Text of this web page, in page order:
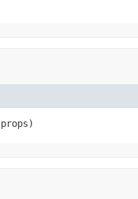
props)